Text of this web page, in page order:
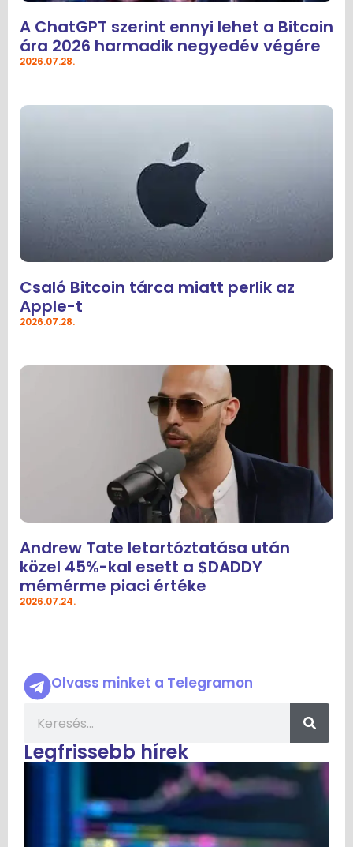
A ChatGPT szerint ennyi lehet a Bitcoin
ára 2026 harmadik negyedév végére
2026.07.28.
Csaló Bitcoin tárca miatt perlik az
Apple-t
2026.07.28.
Andrew Tate letartóztatása után
közel 45%-kal esett a $DADDY
mémérme piaci értéke
2026.07.24.
Olvass minket a Telegramon
Legfrissebb hírek